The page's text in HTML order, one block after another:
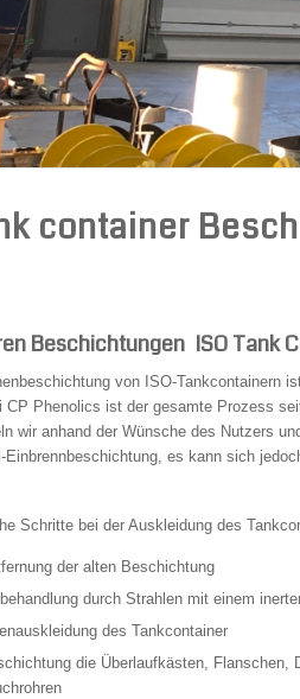
container
Beschichtungen ISO Tank
von ISO-Tankcontainern
CP Phenolics ist der gesamte Prozess
wir anhand der Wünsche des Nutzers
Einbrennbeschichtung, es kann sich
Schritte bei der Auskleidung des
der alten Beschichtung
durch Strahlen mit einem
des Tankcontainer
die Überlaufkästen, Flanschen,